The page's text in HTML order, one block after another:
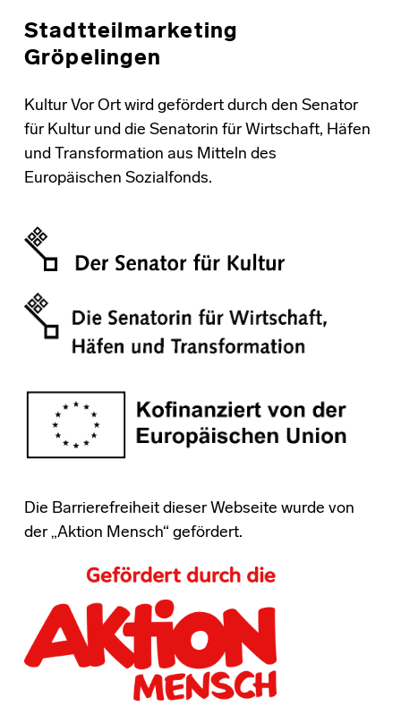
Stadtteilmarketing
Gröpelingen
Kultur Vor Ort wird gefördert durch den Senator
für Kultur und die Senatorin für Wirtschaft, Häfen
und Transformation aus Mitteln des
Europäischen Sozialfonds.
Die Barrierefreiheit dieser Webseite wurde von
der „Aktion Mensch“ gefördert.